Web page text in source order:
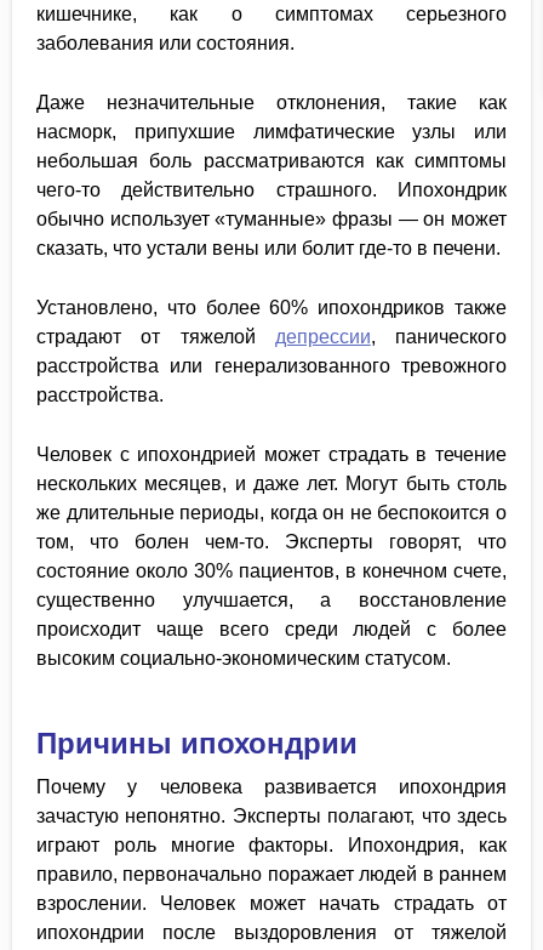
кишечнике, как о симптомах серьезного
заболевания или состояния.
Даже незначительные отклонения, такие как
насморк, припухшие лимфатические узлы или
небольшая боль рассматриваются как симптомы
чего-то действительно страшного. Ипохондрик
обычно использует «туманные» фразы — он может
сказать, что устали вены или болит где-то в печени.
Установлено, что более 60% ипохондриков также
страдают от тяжелой депрессии, панического
расстройства или генерализованного тревожного
расстройства.
Человек с ипохондрией может страдать в течение
нескольких месяцев, и даже лет. Могут быть столь
же длительные периоды, когда он не беспокоится о
том, что болен чем-то. Эксперты говорят, что
состояние около 30% пациентов, в конечном счете,
существенно улучшается, а восстановление
происходит чаще всего среди людей с более
высоким социально-экономическим статусом.
Причины ипохондрии
Почему у человека развивается ипохондрия
зачастую непонятно. Эксперты полагают, что здесь
играют роль многие факторы. Ипохондрия, как
правило, первоначально поражает людей в раннем
взрослении. Человек может начать страдать от
ипохондрии после выздоровления от тяжелой